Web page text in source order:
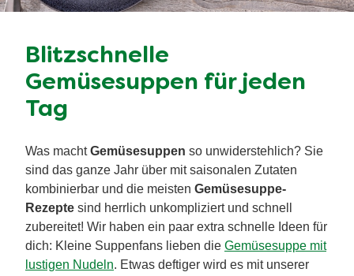
Blitzschnelle
Gemüsesuppen für jeden
Tag
Was machtGemüsesuppen so unwiderstehlich? Sie
sind das ganze Jahr über mit saisonalen Zutaten
kombinierbar und die meisten Gemüsesuppe-
Rezepte sind herrlich unkompliziert und schnell
zubereitet! Wir haben ein paar extra schnelle Ideen für
dich: Kleine Suppenfans lieben die Gemüsesuppe mit
lustigen Nudeln. Etwas deftiger wird es mit unserer